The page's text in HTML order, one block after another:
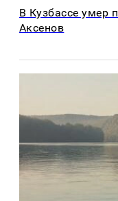
В Кузбассе умер
Аксенов